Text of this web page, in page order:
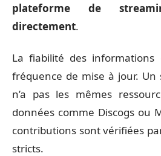
plateforme de
directement.
La fiabilité des informations
fréquence de mise à jour.
n’a pas les mêmes
données comme Discogs ou
contributions sont vérifiées
stricts.